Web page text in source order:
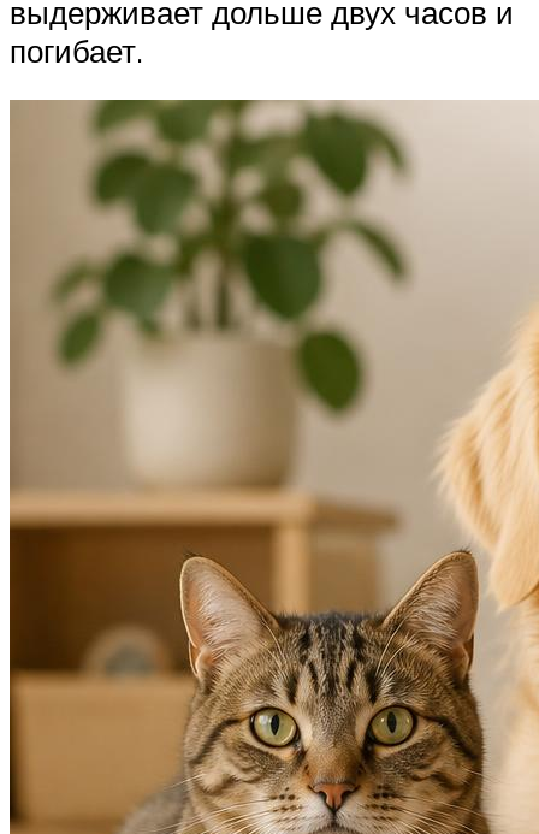
выдерживает дольше двух часов и
погибает.